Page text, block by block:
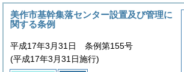
美作市基幹集落センター設置及び管理に
関する条例
平成17年3月31日 条例第155号
(平成17年3月31日施行)